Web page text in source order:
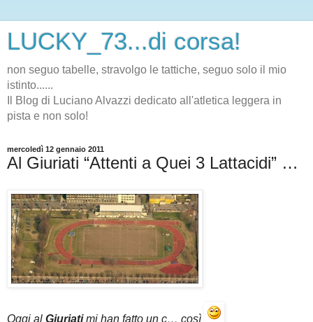
LUCKY_73...di corsa!
non seguo tabelle, stravolgo le tattiche, seguo solo il mio
istinto......
Il Blog di Luciano Alvazzi dedicato all'atletica leggera in
pista e non solo!
mercoledì 12 gennaio 2011
Al Giuriati “Attenti a Quei 3 Lattacidi” …
Oggi al Giuriatimi han fatto un c… così